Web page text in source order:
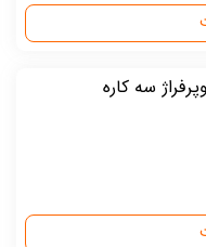
سه کاره